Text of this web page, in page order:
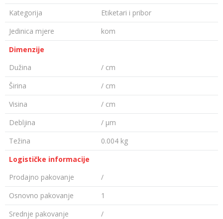
Kategorija
Etiketari i pribor
Jedinica mjere
kom
Dimenzije
Dužina
/ cm
Širina
/ cm
Visina
/ cm
Debljina
/ µm
Težina
0.004 kg
Logističke informacije
Prodajno pakovanje
/
Osnovno pakovanje
1
Srednje pakovanje
/